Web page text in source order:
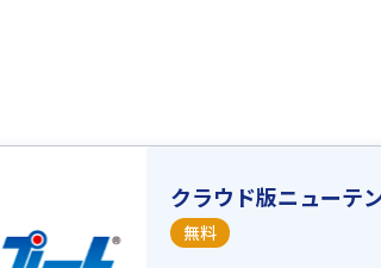
クラウド版ニューテ
無料